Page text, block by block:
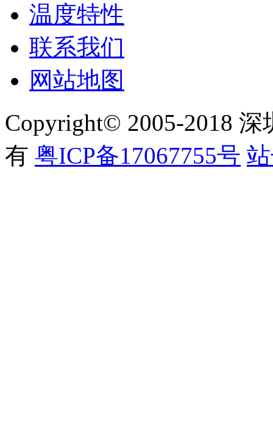
温度特性
联系我们
网站地图
Copyright© 2005-2018
有 粤ICP备17067755号